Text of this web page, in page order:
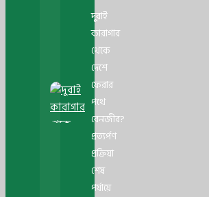
দুবাই
কারাগার
থেকে
দেশে
ফেরার
পথে
বেনজীর?
প্রত্যর্পণ
প্রক্রিয়া
শেষ
পর্যায়ে